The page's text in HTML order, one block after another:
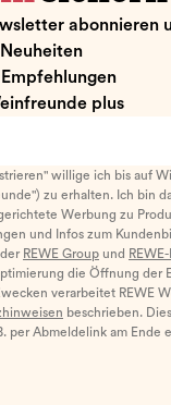
abonnieren
plus
willige ich bis auf
zu erhalten. Ich bin
Werbung zu
und Infos zum
REWE Group und
die Öffnung der
verarbeitet REWE
beschrieben.
per Abmeldelink am Ende